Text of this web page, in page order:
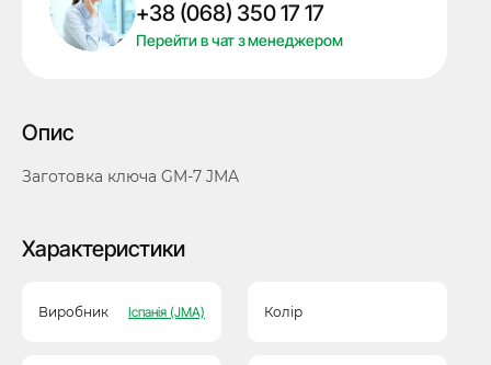
кількість
+38 (068) 350 17 17
Перейти в чат з менеджером
Опис
Заготовка ключа GM-7 JMA
Характеристики
Виробник Іспанія (JMA) Колір